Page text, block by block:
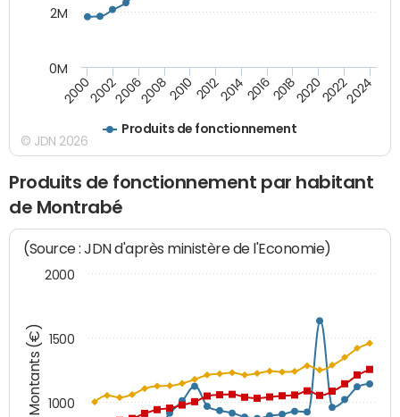
Produits de fonctionnement
20002002200620082010 2012201420162018202020222024
2M
0M
© JDN 2026
Produits de fonctionnement par habitant
de Montrabé
Montants (€)
(Source : JDN d'après ministère de l'Economie)
1000
1500
2000